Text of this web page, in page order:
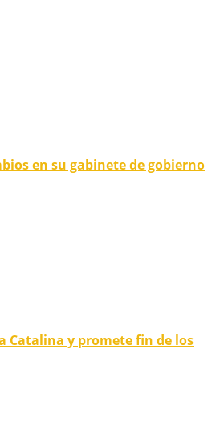
en su gabinete de gobierno
Catalina y promete fin de los